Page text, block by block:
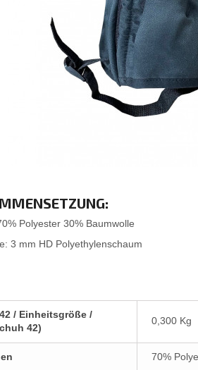
Polyester 30% Baumwolle
3 mm HD Polyethylenschaum
/ Einheitsgröße /
42)
0,300 Kg
70%